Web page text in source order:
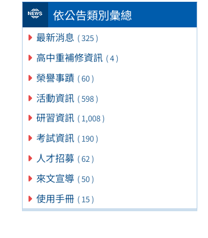
依公告類別彙總
最新消息 ( 325 )
高中重補修資訊 ( 4 )
榮譽事蹟 ( 60 )
活動資訊 ( 598 )
研習資訊 ( 1,008 )
考試資訊 ( 190 )
人才招募 ( 62 )
來文宣導 ( 50 )
使用手冊 ( 15 )